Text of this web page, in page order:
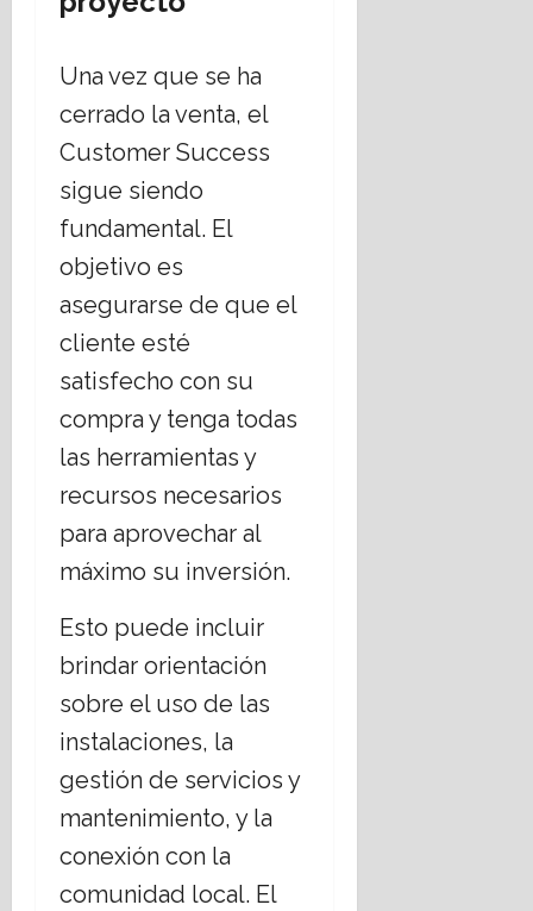
Una vez que se ha
cerrado la venta, el
Customer Success
sigue siendo
fundamental. El
objetivo es
asegurarse de que el
cliente esté
satisfecho con su
compra y tenga todas
las herramientas y
recursos necesarios
para aprovechar al
máximo su inversión.
Esto puede incluir
brindar orientación
sobre el uso de las
instalaciones, la
gestión de servicios y
mantenimiento, y la
conexión con la
comunidad local. El